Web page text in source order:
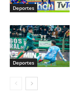
Deportes
Deportes